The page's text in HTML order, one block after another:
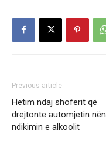
Previous article
Hetim ndaj shoferit që
drejtonte automjetin nën
ndikimin e alkoolit